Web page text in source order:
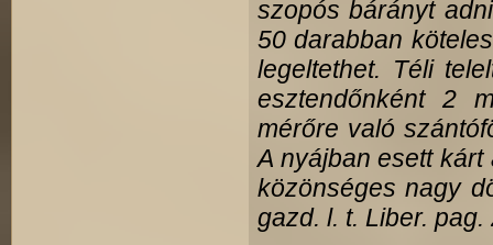
szopós bárányt
50 darabban
legeltethet. Téli
esztendőnként 2
mérőre való
A nyájban esett
közönséges nagy
gazd. l. t. Liber. pag.